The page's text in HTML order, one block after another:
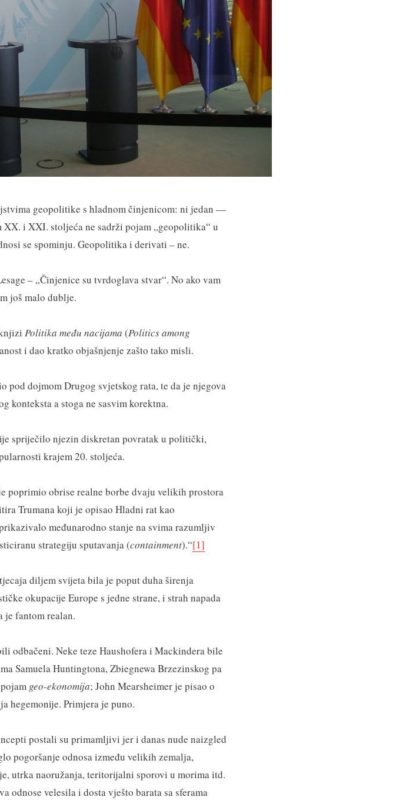
geopolitike s hladnom činjenicom: ni jedan —
i XXI. stoljeća ne sadrži pojam „geopolitika“ u
se spominju. Geopolitika i derivati – ne.
– „Činjenice su tvrdoglava stvar“. No ako vam
još malo dublje.
Politika među nacijama (Politics among
i dao kratko objašnjenje zašto tako misli.
dojmom Drugog svjetskog rata, te da je njegova
konteksta a stoga ne sasvim korektna.
spriječilo njezin diskretan povratak u politički,
krajem 20. stoljeća.
poprimio obrise realne borbe dvaju velikih prostora
Trumana koji je opisao Hladni rat kao
međunarodno stanje na svima razumljiv
strategiju sputavanja (containment).“[1]
diljem svijeta bila je poput duha širenja
okupacije Europe s jedne strane, i strah napada
je fantom realan.
odbačeni. Neke teze Haushofera i Mackindera bile
Samuela Huntingtona, Zbiegnewa Brzezinskog pa
geo-ekonomija; John Mearsheimer je pisao o
hegemonije. Primjera je puno.
postali su primamljivi jer i danas nude naizgled
pogoršanje odnosa između velikih zemalja,
utrka naoružanja, teritorijalni sporovi u morima itd.
odnose velesila i dosta vješto barata sa sferama